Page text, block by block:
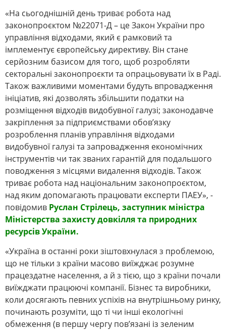
«На сьогоднішній день триває робота над
законопроєктом №22071-Д – це Закон України про
управління відходами, який є рамковий та
імплементує європейську директиву. Він стане
серйозним базисом для того, щоб розробляти
секторальні законопроєкти та опрацьовувати їх в Раді.
Також важливими моментами будуть впровадження
ініціатив, які дозволять збільшити податки на
розміщення відходів видобувної галузі; законодавче
закріплення за підприємствами обов’язку
розроблення планів управління відходами
видобувної галузі та запровадження економічних
інструментів чи так званих гарантій для подальшого
поводження з місцями видалення відходів. Також
триває робота над національним законопроєктом,
над яким допомагають працювати експерти ПАЕУ», -
повідомив Руслан Стрілець, заступник міністра
Міністерства захисту довкілля та природних
ресурсів України.
«Україна в останні роки зіштовхнулася з проблемою,
що не тільки з країни масово виїжджає розумне
працездатне населення, а й з тією, що з країни почали
виїжджати працюючі компанії. Бізнес та виробники,
коли досягають певних успіхів на внутрішньому ринку,
починають розуміти, що ті чи інші екологічні
обмеження (в першу чергу пов’язані із зеленим